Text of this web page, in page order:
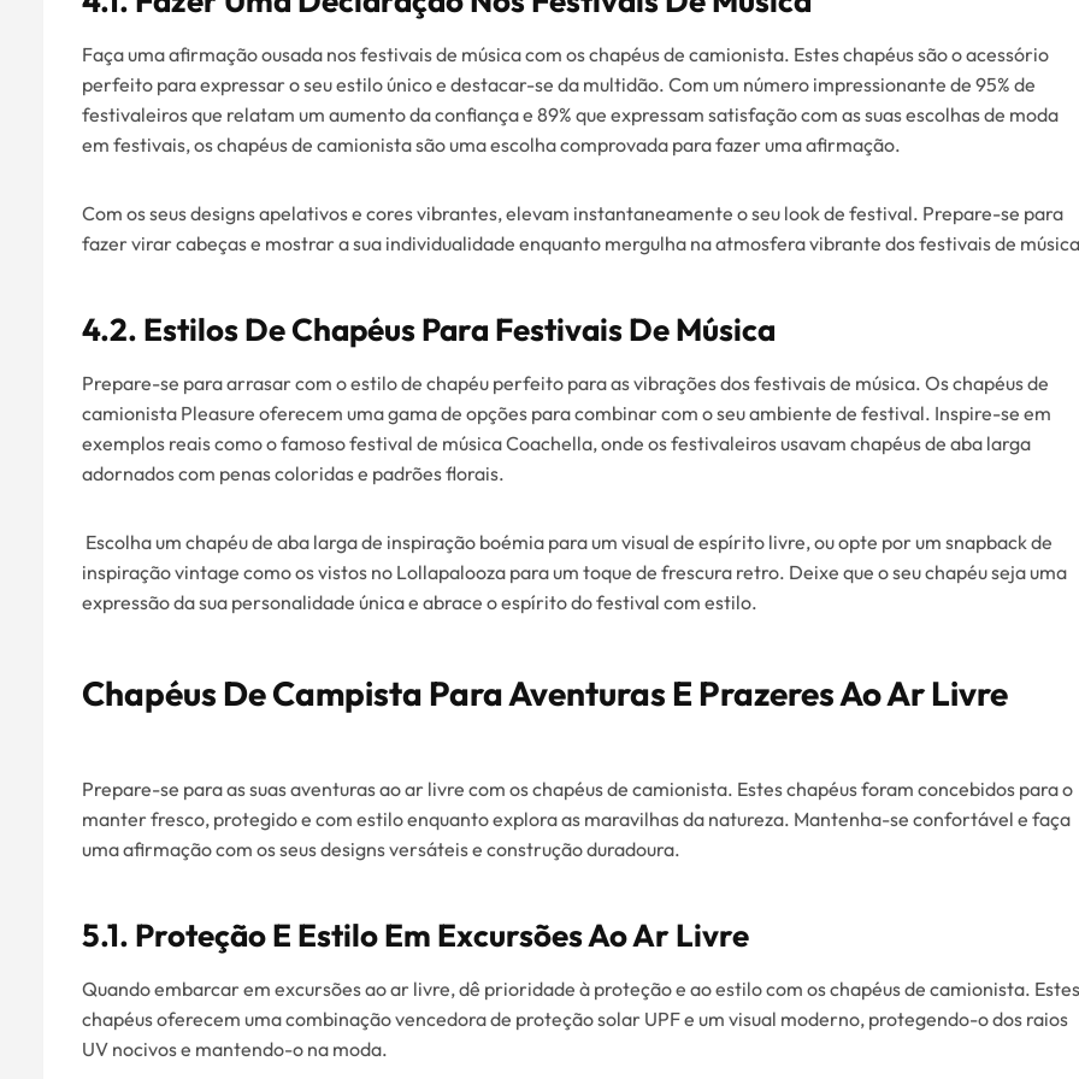
Faça uma afirmação ousada nos festivais de música com os chapéus de camionista. Estes chapéus são o acessório
perfeito para expressar o seu estilo único e destacar-se da multidão. Com um número impressionante de 95% de
festivaleiros que relatam um aumento da confiança e 89% que expressam satisfação com as suas escolhas de moda
em festivais, os chapéus de camionista são uma escolha comprovada para fazer uma afirmação.
Com os seus designs apelativos e cores vibrantes, elevam instantaneamente o seu look de festival. Prepare-se para
fazer virar cabeças e mostrar a sua individualidade enquanto mergulha na atmosfera vibrante dos festivais de
4.2. Estilos De Chapéus Para Festivais De Música
Prepare-se para arrasar com o estilo de chapéu perfeito para as vibrações dos festivais de música. Os chapéus de
camionista Pleasure oferecem uma gama de opções para combinar com o seu ambiente de festival. Inspire-se em
exemplos reais como o famoso festival de música Coachella, onde os festivaleiros usavam chapéus de aba larga
adornados com penas coloridas e padrões florais.
Escolha um chapéu de aba larga de inspiração boémia para um visual de espírito livre, ou opte por um snapback de
inspiração vintage como os vistos no Lollapalooza para um toque de frescura retro. Deixe que o seu chapéu seja uma
expressão da sua personalidade única e abrace o espírito do festival com estilo.
Chapéus De Campista Para Aventuras E Prazeres Ao Ar Livre
Prepare-se para as suas aventuras ao ar livre com os chapéus de camionista. Estes chapéus foram concebidos para o
manter fresco, protegido e com estilo enquanto explora as maravilhas da natureza. Mantenha-se confortável e faça
uma afirmação com os seus designs versáteis e construção duradoura.
5.1. Proteção E Estilo Em Excursões Ao Ar Livre
Quando embarcar em excursões ao ar livre, dê prioridade à proteção e ao estilo com os chapéus de camionista. Estes
chapéus oferecem uma combinação vencedora de proteção solar UPF e um visual moderno, protegendo-o dos raios
UV nocivos e mantendo-o na moda.